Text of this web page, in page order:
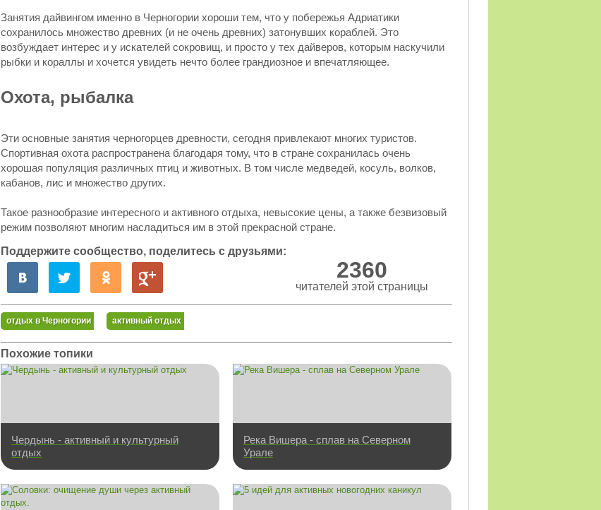
Занятия дайвингом именно в Черногории хороши тем, что у побережья Адриатики
сохранилось множество древних (и не очень древних) затонувших кораблей. Это
возбуждает интерес и у искателей сокровищ, и просто у тех дайверов, которым наскучили
рыбки и кораллы и хочется увидеть нечто более грандиозное и впечатляющее.
Охота, рыбалка
Эти основные занятия черногорцев древности, сегодня привлекают многих туристов.
Спортивная охота распространена благодаря тому, что в стране сохранилась очень
хорошая популяция различных птиц и животных. В том числе медведей, косуль, волков,
кабанов, лис и множество других.
Такое разнообразие интересного и активного отдыха, невысокие цены, а также безвизовый
режим позволяют многим насладиться им в этой прекрасной стране.
Поддержите сообщество, поделитесь с друзьями:
2360
читателей этой страницы
отдых в Черногории активный отдых
Похожие топики
Чердынь - активный и культурный
отдых
Река Вишера - сплав на Северном
Урале